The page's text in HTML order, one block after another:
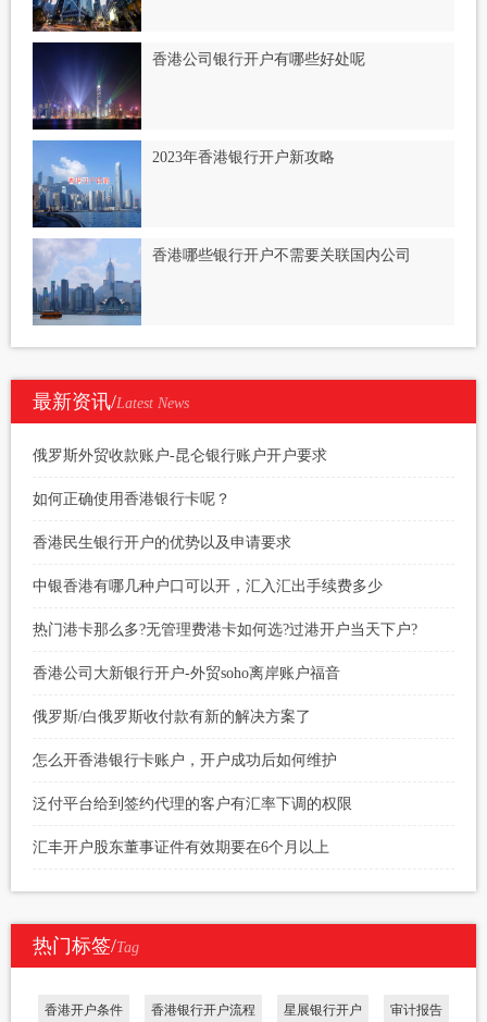
香港公司银行开户有哪些好处呢
2023年香港银行开户新攻略
香港哪些银行开户不需要关联国内公司
最新资讯/Latest News
俄罗斯外贸收款账户-昆仑银行账户开户要求
如何正确使用香港银行卡呢？
香港民生银行开户的优势以及申请要求
中银香港有哪几种户口可以开，汇入汇出手续费多少
热门港卡那么多?无管理费港卡如何选?过港开户当天下户?
香港公司大新银行开户-外贸soho离岸账户福音
俄罗斯/白俄罗斯收付款有新的解决方案了
怎么开香港银行卡账户，开户成功后如何维护
泛付平台给到签约代理的客户有汇率下调的权限
汇丰开户股东董事证件有效期要在6个月以上
热门标签/Tag
香港开户条件 香港银行开户流程 星展银行开户 审计报告